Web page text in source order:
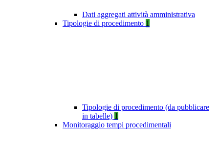
Dati aggregati attività amministrativa
Tipologie di procedimento 1
Tipologie di procedimento (da pubblicare
in tabelle) 1
Monitoraggio tempi procedimentali